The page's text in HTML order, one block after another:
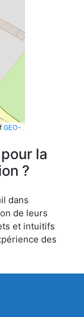
GEO-
la
?
dans
de leurs
et intuitifs
des